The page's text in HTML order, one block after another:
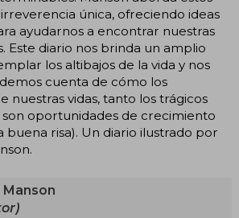
única, ofreciendo ideas
ayudarnos a encontrar nuestras
Este diario nos brinda un amplio
los altibajos de la vida y nos
cuenta de cómo los
nuestras vidas, tanto los trágicos
son oportunidades de crecimiento
buena risa). Un diario ilustrado por
Manson